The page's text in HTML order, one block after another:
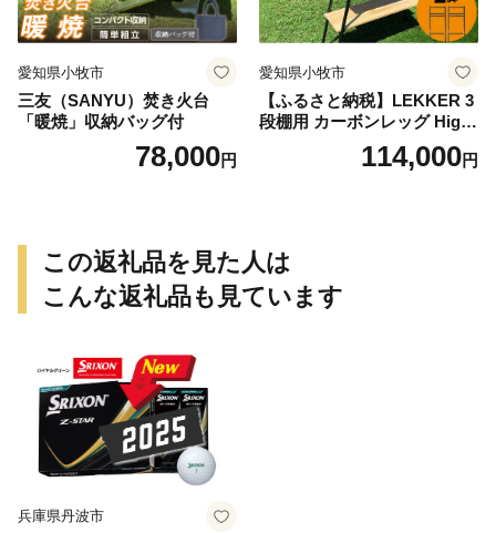
愛知県小牧市
三友（SANYU）焚き火台
「暖焼」収納バッグ付
78,000円
愛知県小牧市
【ふるさと納税】LEKKER 3
段棚用 カーボンレッグ High
3 2脚 キャンプ アウトドア ソ
ロキャン カーボン アウトド
県 小牧市 送料無料
114,000円
この返礼品を見た人は
こんな返礼品も見ています
兵庫県丹波市